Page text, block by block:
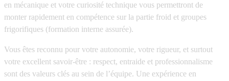
en mécanique et votre curiosité technique vous permettront de
monter rapidement en compétence sur la partie froid et groupes
frigorifiques (formation interne assurée).
Vous êtes reconnu pour votre autonomie, votre rigueur, et surtout
votre excellent savoir-être : respect, entraide et professionnalisme
sont des valeurs clés au sein de l’équipe. Une expérience en